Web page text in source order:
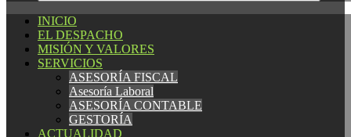
INICIO
EL DESPACHO
MISIÓN Y VALORES
SERVICIOS
ASESORÍA FISCAL
Asesoría Laboral
ASESORÍA CONTABLE
GESTORÍA
ACTUALIDAD
INICIO
EL DESPACHO
MISIÓN Y VALORES
SERVICIOS
ASESORÍA FISCAL
Asesoría Laboral
ASESORÍA CONTABLE
GESTORÍA
ACTUALIDAD